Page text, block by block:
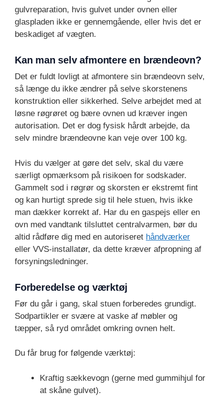
gulvreparation, hvis gulvet under ovnen eller
glaspladen ikke er gennemgående, eller hvis det er
beskadiget af vægten.
Kan man selv afmontere en brændeovn?
Det er fuldt lovligt at afmontere sin brændeovn selv,
så længe du ikke ændrer på selve skorstenens
konstruktion eller sikkerhed. Selve arbejdet med at
løsne røgrøret og bære ovnen ud kræver ingen
autorisation. Det er dog fysisk hårdt arbejde, da
selv mindre brændeovne kan veje over 100 kg.
Hvis du vælger at gøre det selv, skal du være
særligt opmærksom på risikoen for sodskader.
Gammelt sod i røgrør og skorsten er ekstremt fint
og kan hurtigt sprede sig til hele stuen, hvis ikke
man dækker korrekt af. Har du en gaspejs eller en
ovn med vandtank tilsluttet centralvarmen, bør du
altid rådføre dig med en autoriseret håndværker
eller VVS-installatør, da dette kræver afpropning af
forsyningsledninger.
Forberedelse og værktøj
Før du går i gang, skal stuen forberedes grundigt.
Sodpartikler er svære at vaske af møbler og
tæpper, så ryd området omkring ovnen helt.
Du får brug for følgende værktøj:
Kraftig sækkevogn (gerne med gummihjul for
at skåne gulvet).